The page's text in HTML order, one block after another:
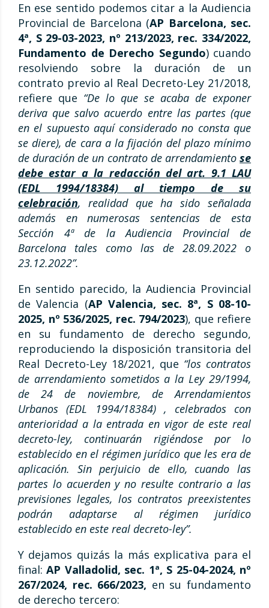
En ese sentido podemos citar a la Audiencia
Provincial de Barcelona (AP Barcelona, sec.
4ª, S 29-03-2023, nº 213/2023, rec. 334/2022,
Fundamento de Derecho Segundo) cuando
resolviendo sobre la duración de un
contrato previo al Real Decreto-Ley 21/2018,
refiere que “De lo que se acaba de exponer
deriva que salvo acuerdo entre las partes (que
en el supuesto aquí considerado no consta que
se diere), de cara a la fijación del plazo mínimo
de duración de un contrato de arrendamiento se
debe estar a la redacción del art. 9.1 LAU
(EDL 1994/18384) al tiempo de su
celebración, realidad que ha sido señalada
además en numerosas sentencias de esta
Sección 4ª de la Audiencia Provincial de
Barcelona tales como las de 28.09.2022 o
23.12.2022”.
En sentido parecido, la Audiencia Provincial
de Valencia (AP Valencia, sec. 8ª, S 08-10-
2025, nº 536/2025, rec. 794/2023), que refiere
en su fundamento de derecho segundo,
reproduciendo la disposición transitoria del
Real Decreto-Ley 18/2021, que “los contratos
de arrendamiento sometidos a la Ley 29/1994,
de 24 de noviembre, de Arrendamientos
Urbanos (EDL 1994/18384) , celebrados con
anterioridad a la entrada en vigor de este real
decreto-ley, continuarán rigiéndose por lo
establecido en el régimen jurídico que les era de
aplicación. Sin perjuicio de ello, cuando las
partes lo acuerden y no resulte contrario a las
previsiones legales, los contratos preexistentes
podrán adaptarse al régimen jurídico
establecido en este real decreto-ley”.
Y dejamos quizás la más explicativa para el
final:AP Valladolid, sec. 1ª, S 25-04-2024, nº
267/2024, rec. 666/2023, en su fundamento
de derecho tercero: